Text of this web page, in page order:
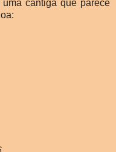
cantiga que parece